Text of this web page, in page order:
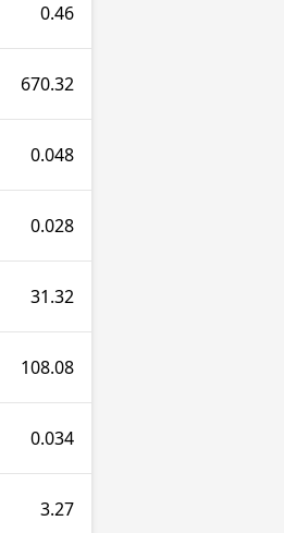
0.46
670.32
0.048
0.028
31.32
108.08
0.034
3.27